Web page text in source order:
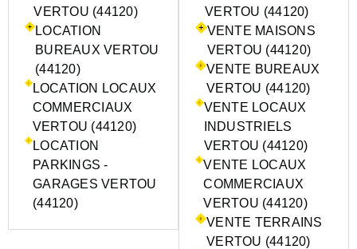
VERTOU (44120)
LOCATION
BUREAUX VERTOU
(44120)
LOCATION LOCAUX
COMMERCIAUX
VERTOU (44120)
LOCATION
PARKINGS -
GARAGES VERTOU
(44120)
VERTOU (44120)
VENTE MAISONS
VERTOU (44120)
VENTE BUREAUX
VERTOU (44120)
VENTE LOCAUX
INDUSTRIELS
VERTOU (44120)
VENTE LOCAUX
COMMERCIAUX
VERTOU (44120)
VENTE TERRAINS
VERTOU (44120)